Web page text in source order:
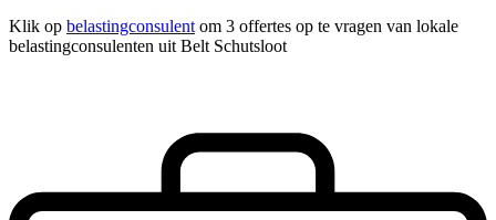
Klik op belastingconsulent om 3 offertes op te vragen van lokale
belastingconsulenten uit Belt Schutsloot